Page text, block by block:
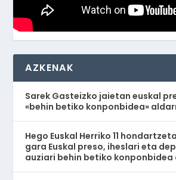
AZKENAK
Sarek Gasteizko jaietan euskal
«behin betiko konponbidea»
Hego Euskal Herriko 11
gara Euskal preso, iheslari eta
auziari behin betiko